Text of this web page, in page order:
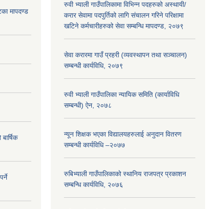
मापदण्ड
रुवी भ्याली गाउँपालिकामा विभिन्न पदहरुको अस्थायी/
करार सेवामा पदपुर्तिको लागि संचालन गरिने परिक्षामा
खटिने कर्मचारीहरुको सेवा सम्बन्धि मापदण्ड, २०७९
सेवा करारमा गाउँ प्रहरी (व्यवस्थापन तथा सञ्चालन)
सम्बन्धी कार्यविधि, २०७९
रुवी भ्याली गाउँपालिका न्यायिक समिति (कार्याविधि
सम्बन्धी) ऐन, २०७८
न्यून शिक्षक भएका ‍विद्यालयहरुलाई अनुदान वितरण
सम्बन्धी कार्यविधि –२०७७
रुबिभ्याली गाउँपालिकाको स्थानिय राजपत्र प्रकाशन
सम्बन्धि कार्यविधि, २०७६